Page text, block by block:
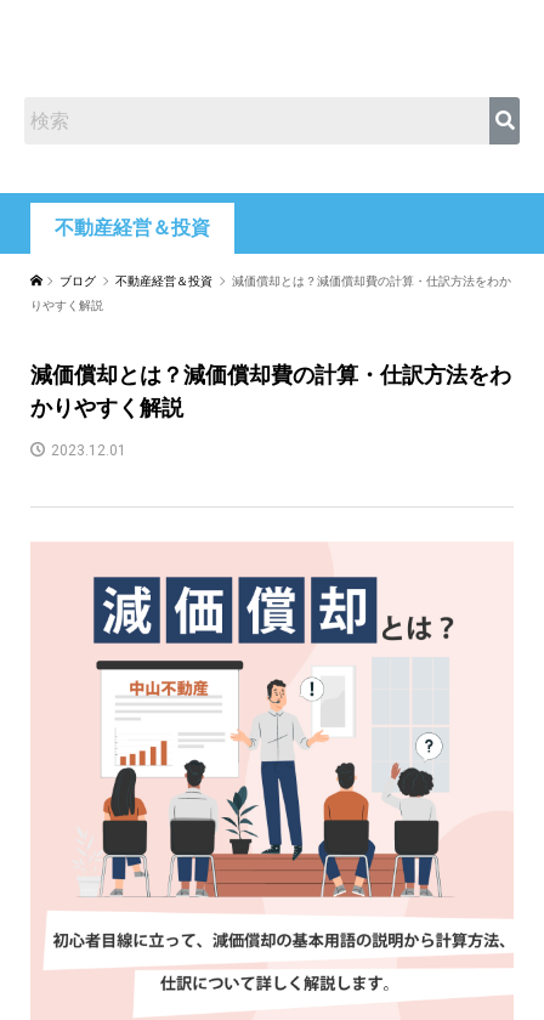
不動産経営＆投資
ブログ 不動産経営＆投資
減価償却とは？減価償却費の計算・仕訳方法をわか
りやすく解説
減価償却とは？減価償却費の計算・仕訳方法をわ
かりやすく解説
2023.12.01